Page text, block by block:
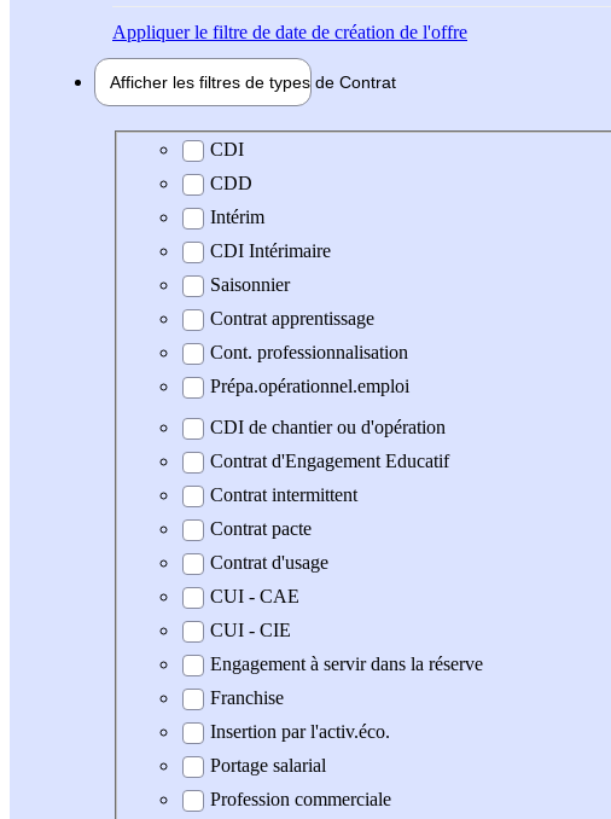
Appliquerle filtre de date de création de l'offre
Afficher les filtres de types de Contrat
Type de contrat
CDI
CDD
Intérim
CDI Intérimaire
Saisonnier
Contrat apprentissage
Cont. professionnalisation
Prépa.opérationnel.emploi
CDI de chantier ou d'opération
Contrat d'Engagement Educatif
Contrat intermittent
Contrat pacte
Contrat d'usage
CUI - CAE
CUI - CIE
Engagement à servir dans la réserve
Franchise
Insertion par l'activ.éco.
Portage salarial
Profession commerciale